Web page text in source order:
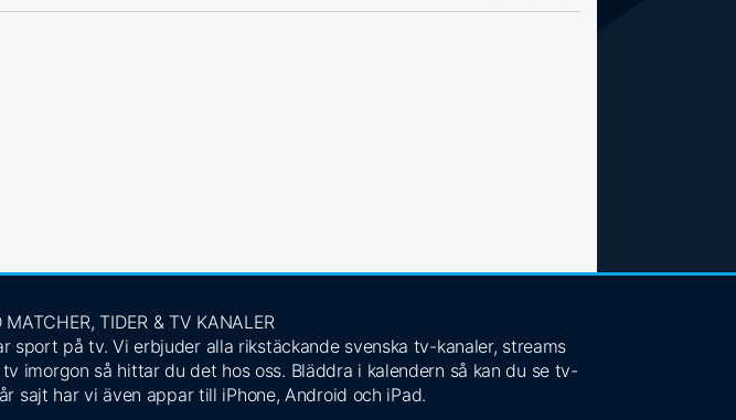
TIDER & TV KANALER
på tv. Vi erbjuder alla rikstäckande svenska tv-kanaler, streams
imorgon så hittar du det hos oss. Bläddra i kalendern så kan du se tv-
har vi även appar till iPhone, Android och iPad.